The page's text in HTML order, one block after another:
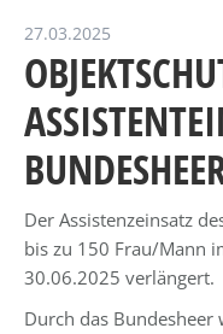
27.03.2025
Der Assistenzeinsatz
bis zu 150 Frau/Mann
30.06.2025 verlängert.
Durch das